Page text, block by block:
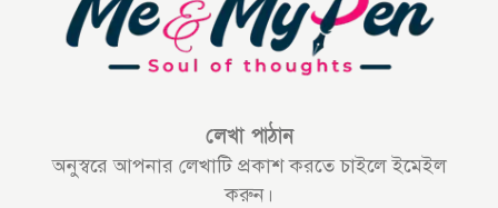
লেখা পাঠান
অনুস্বরে আপনার লেখাটি প্রকাশ করতে চাইলে ইমেইল
করুন।